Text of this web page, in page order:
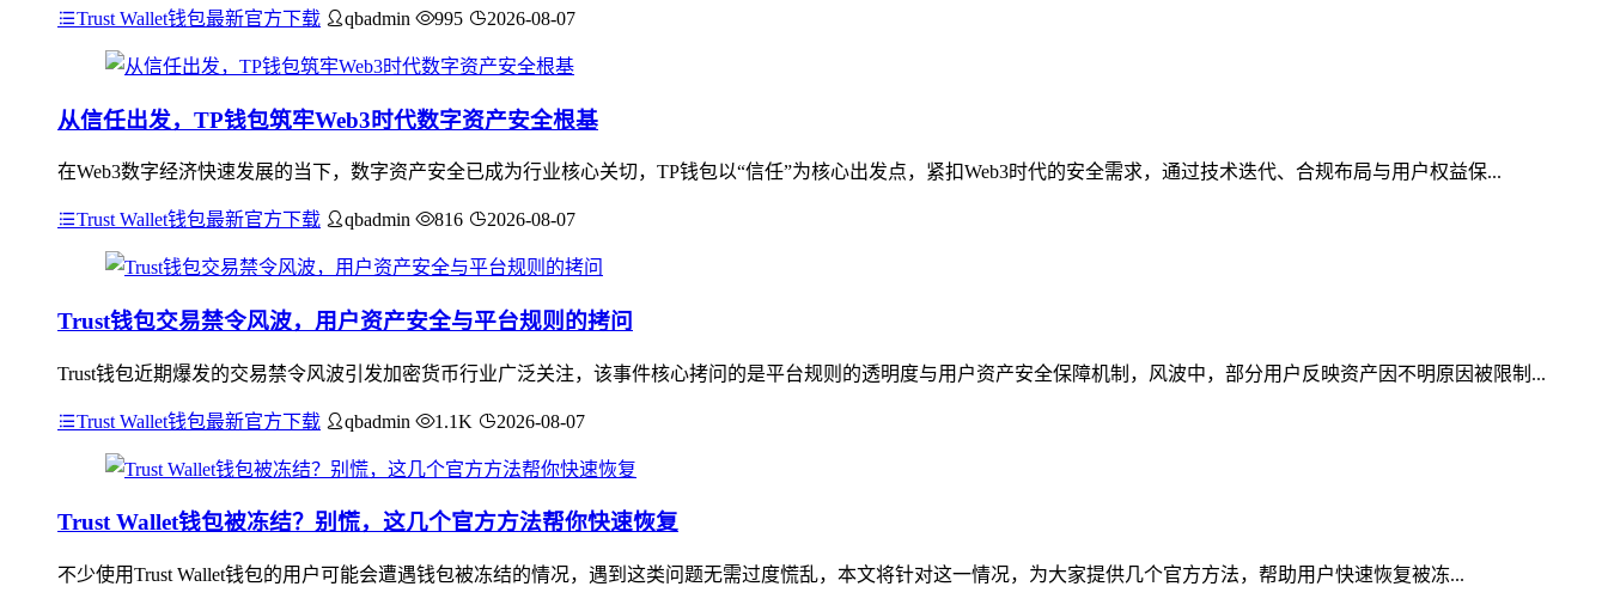
Trust Wallet钱包最新官方下载 qbadmin 995 2026-08-07
从信任出发，TP钱包筑牢Web3时代数字资产安全根基
在Web3数字经济快速发展的当下，数字资产安全已成为行业核心关切，TP钱包以“信任”为核心出发点，紧扣Web3时代的安全需求，通过技术迭代、合规布局与用户权益保...
Trust Wallet钱包最新官方下载 qbadmin 816 2026-08-07
Trust钱包交易禁令风波，用户资产安全与平台规则的拷问
Trust钱包近期爆发的交易禁令风波引发加密货币行业广泛关注，该事件核心拷问的是平台规则的透明度与用户资产安全保障机制，风波中，部分用户反映资产因不明原因被限制...
Trust Wallet钱包最新官方下载 qbadmin 1.1K 2026-08-07
Trust Wallet钱包被冻结？别慌，这几个官方方法帮你快速恢复
不少使用Trust Wallet钱包的用户可能会遭遇钱包被冻结的情况，遇到这类问题无需过度慌乱，本文将针对这一情况，为大家提供几个官方方法，帮助用户快速恢复被冻...